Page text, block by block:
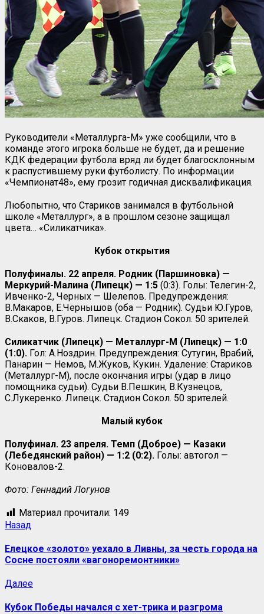
Руководители «Металлурга-М» уже сообщили, что в
команде этого игрока больше не будет, да и решение
КДК федерации футбола вряд ли будет благосклонным
к распустившему руки футболисту. По информации
«Чемпионат48», ему грозит годичная дисквалификация.
Любопытно, что Стариков занимался в футбольной
школе «Металлург», а в прошлом сезоне защищал
цвета… «Силикатчика».
Кубок открытия
Полуфиналы. 22 апреля. Родник (Паршиновка) —
Меркурий-Малина (Липецк) — 1:5 (0:3). Голы: Телегин-2,
Ивченко-2, Черных — Шелепов. Предупреждения:
В.Макаров, Е.Чернышов (оба — Родник). Судьи Ю.Гуров,
В.Скаков, В.Гуров. Липецк. Стадион Сокол. 50 зрителей.
Силикатчик (Липецк) — Металлург-М (Липецк) — 1:0
(1:0). Гол: А.Ноздрин. Предупреждения: Сутугин, Врабий,
Панарин — Немов, М.Жуков, Кукин. Удаление: Стариков
(Металлург-М), после окончания игры (удар в лицо
помощника судьи). Судьи В.Пешкин, В.Кузнецов,
С.Лукеренко. Липецк. Стадион Сокол. 50 зрителей.
Малый кубок
Полуфинал. 23 апреля. Темп (Доброе) — Казаки
(Лебедянский район) — 1:2 (0:2). Голы: автогол —
Коновалов-2.
Фото: Геннадий Логунов
Материал прочитали: 149
Назад
Елецкое «золото» уехало в Ливны, за честь города на
Сосне постояли «вагоноремонтники»
Далее
Кубок Победы начался с хет-трика и разгрома